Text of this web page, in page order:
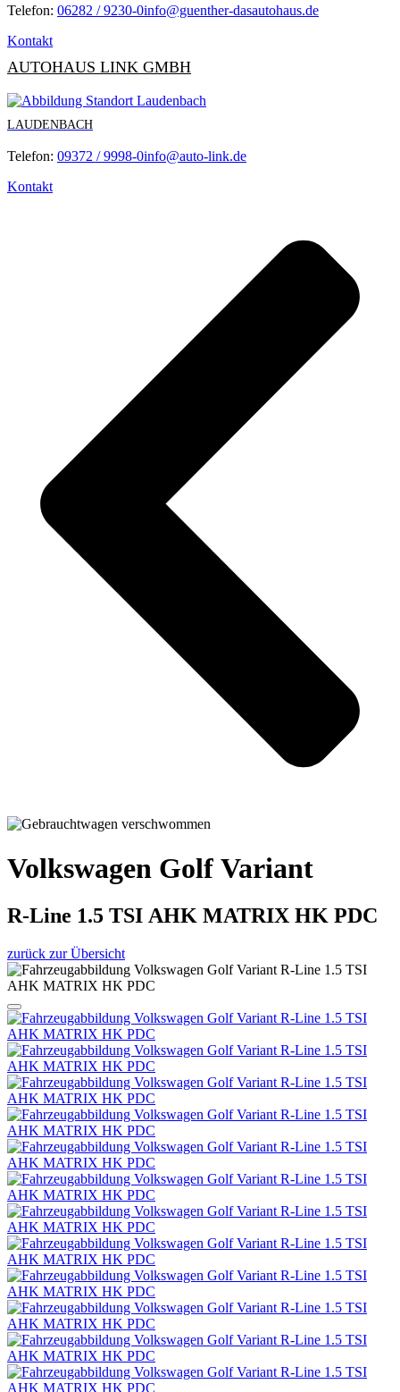
Telefon: 06282 / 9230-0info@guenther-dasautohaus.de
Kontakt
AUTOHAUS LINK GMBH
LAUDENBACH
Telefon: 09372 / 9998-0info@auto-link.de
Kontakt
Volkswagen Golf Variant
R-Line 1.5 TSI AHK MATRIX HK PDC
zurück zur Übersicht